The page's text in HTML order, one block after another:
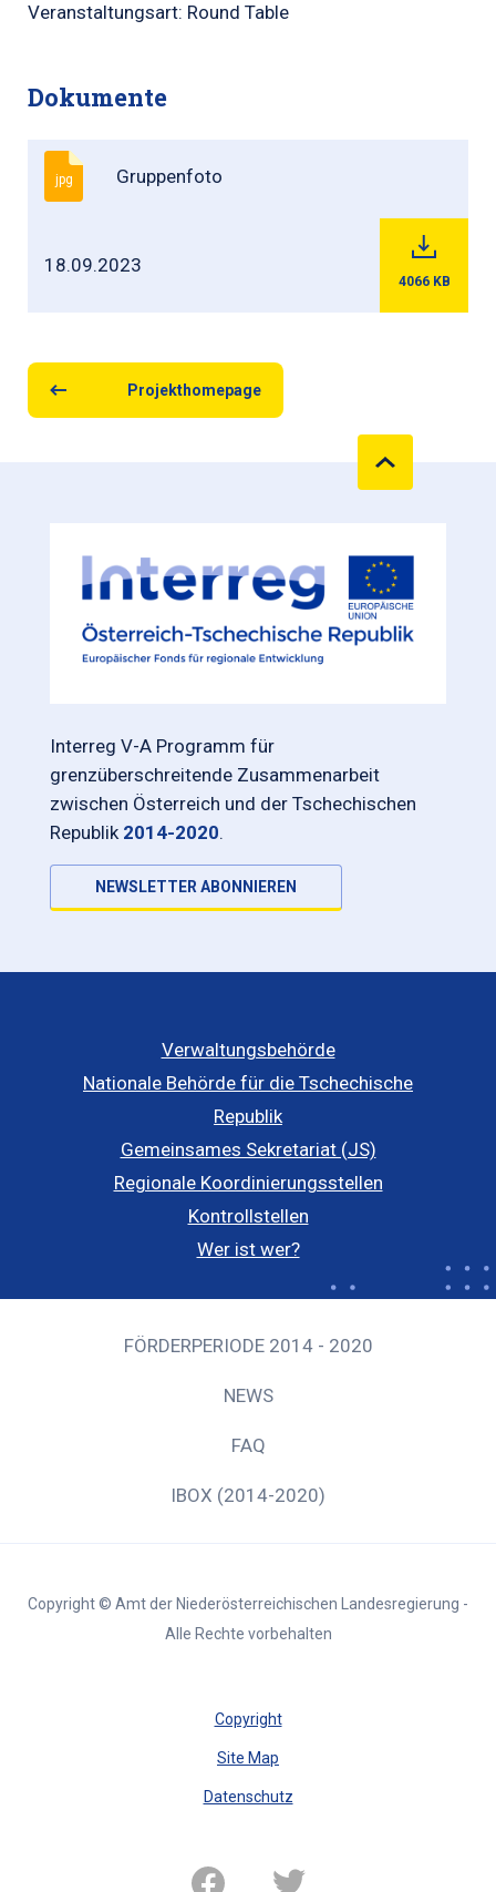
Veranstaltungsart: Round Table
Dokumente
jpg Gruppenfoto
18.09.2023
4066 KB
Projekthomepage
Interreg V-A Programm für
grenzüberschreitende Zusammenarbeit
zwischen Österreich und der Tschechischen
Republik 2014-2020.
NEWSLETTER ABONNIEREN
Verwaltungsbehörde
Nationale Behörde für die Tschechische
Republik
Gemeinsames Sekretariat (JS)
Regionale Koordinierungsstellen
Kontrollstellen
Wer ist wer?
FÖRDERPERIODE 2014 - 2020
NEWS
FAQ
IBOX (2014-2020)
Copyright © Amt der Niederösterreichischen Landesregierung -
Alle Rechte vorbehalten
Copyright
Site Map
Datenschutz